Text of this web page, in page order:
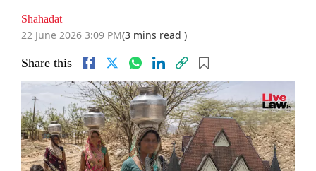
Shahadat
22 June 2026 3:09 PM(3 mins read )
Share this